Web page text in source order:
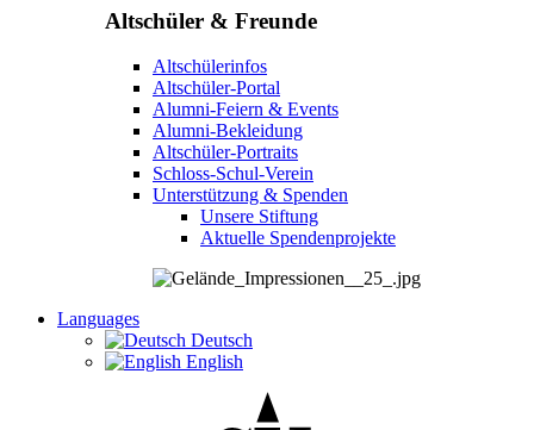
Altschüler & Freunde
Altschülerinfos
Altschüler-Portal
Alumni-Feiern & Events
Alumni-Bekleidung
Altschüler-Portraits
Schloss-Schul-Verein
Unterstützung & Spenden
Unsere Stiftung
Aktuelle Spendenprojekte
Languages
Deutsch
English